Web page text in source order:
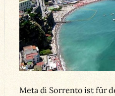
Meta di Sorrento ist für